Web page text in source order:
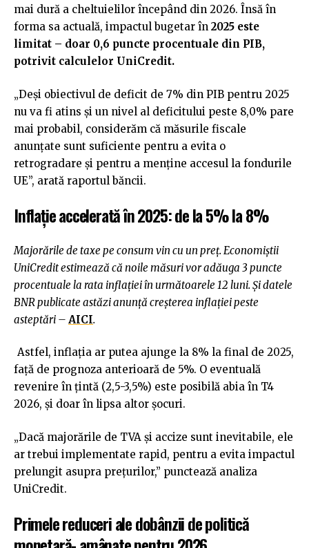
mai dură a cheltuielilor începând din 2026. Însă în
forma sa actuală, impactul bugetar în 2025 este
limitat – doar 0,6 puncte procentuale din PIB,
potrivit calculelor UniCredit.
„Deși obiectivul de deficit de 7% din PIB pentru 2025
nu va fi atins și un nivel al deficitului peste 8,0% pare
mai probabil, considerăm că măsurile fiscale
anunțate sunt suficiente pentru a evita o
retrogradare și pentru a menține accesul la fondurile
UE”, arată raportul băncii.
Inflație accelerată în 2025: de la 5% la 8%
Majorările de taxe pe consum vin cu un preț. Economiștii
UniCredit estimează că noile măsuri vor adăuga 3 puncte
procentuale la rata inflației în următoarele 12 luni. Și datele
BNR publicate astăzi anunță creșterea inflației peste
asteptări – AICI.
Astfel, inflația ar putea ajunge la 8% la final de 2025,
față de prognoza anterioară de 5%. O eventuală
revenire în țintă (2,5-3,5%) este posibilă abia în T4
2026, și doar în lipsa altor șocuri.
„Dacă majorările de TVA și accize sunt inevitabile, ele
ar trebui implementate rapid, pentru a evita impactul
prelungit asupra prețurilor,” punctează analiza
UniCredit.
Primele reduceri ale dobânzii de politică